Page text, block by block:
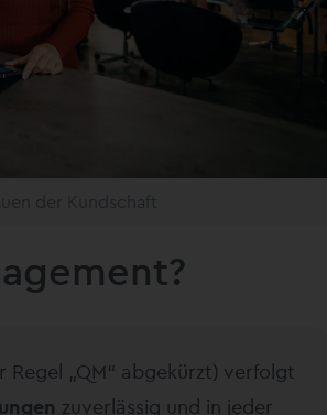
„QM“ abgekürzt) verfolgt
zuverlässig und in jeder